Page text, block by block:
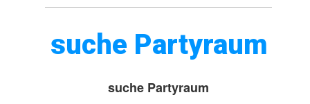
suche Partyraum
suche Partyraum